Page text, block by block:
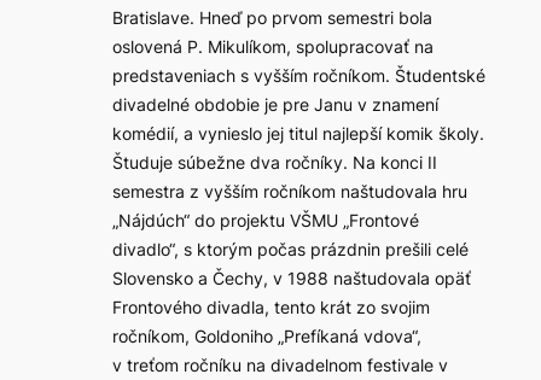
Bratislave. Hneď po prvom semestri bola
oslovená P. Mikulíkom, spolupracovať na
predstaveniach s vyšším ročníkom. Študentské
divadelné obdobie je pre Janu v znamení
komédií, a vynieslo jej titul najlepší komik školy.
Študuje súbežne dva ročníky. Na konci II
semestra z vyšším ročníkom naštudovala hru
„Nájdúch“ do projektu VŠMU „Frontové
divadlo“, s ktorým počas prázdnin prešili celé
Slovensko a Čechy, v 1988 naštudovala opäť
Frontového divadla, tento krát zo svojim
ročníkom, Goldoniho „Prefíkaná vdova“,
v treťom ročníku na divadelnom festivale v